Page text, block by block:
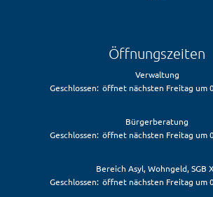
Öffnungszeiten
Verwaltung
Klicken, um weitere Öffnungs- oder
Geschlossen: öffnet nächsten Freitag um
Bürgerberatung
Klicken, um weitere Öffnungs- oder
Geschlossen: öffnet nächsten Freitag um
Bereich Asyl, Wohngeld, SGB
Klicken, um weitere Öffnungs- oder
Geschlossen: öffnet nächsten Freitag um